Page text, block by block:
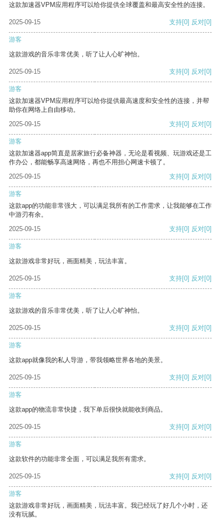
这款加速器VPM应用程序可以给你提供全球覆盖和最高安全性的连接。
2025-09-15 支持[0] 反对[0]
游客
这款游戏的音乐非常优美，听了让人心旷神怡。
2025-09-15 支持[0] 反对[0]
游客
这款加速器VPM应用程序可以给你提供最高速度和安全性的连接，并帮
助你在网络上自由移动。
2025-09-15
支持[0] 反对[0]
游客
这款加速器app简直是居家旅行必备神器，无论是看视频、玩游戏还是工
作办公，都能畅享高速网络，再也不用担心网速卡顿了。
2025-09-15
支持[0] 反对[0]
游客
这款app的功能非常强大，可以满足我所有的工作需求，让我能够在工作
中游刃有余。
2025-09-15
支持[0] 反对[0]
游客
这款游戏非常好玩，画面精美，玩法丰富。
2025-09-15 支持[0] 反对[0]
游客
这款游戏的音乐非常优美，听了让人心旷神怡。
2025-09-15 支持[0] 反对[0]
游客
这款app就像我的私人导游，带我领略世界各地的美景。
2025-09-15 支持[0] 反对[0]
游客
这款app的物流非常快捷，我下单后很快就能收到商品。
2025-09-15 支持[0] 反对[0]
游客
这款软件的功能非常全面，可以满足我所有需求。
2025-09-15 支持[0] 反对[0]
游客
这款游戏非常好玩，画面精美，玩法丰富。我已经玩了好几个小时，还
没有玩腻。